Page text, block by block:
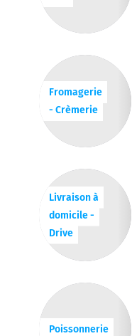
Fromagerie
- Crèmerie
Livraison à
domicile -
Drive
Poissonnerie